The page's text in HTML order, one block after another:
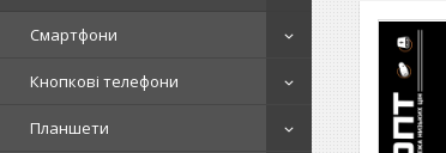
Смартфони
Кнопкові телефони
Планшети